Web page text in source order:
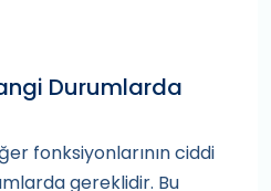
Durumlarda
fonksiyonlarının ciddi
gereklidir. Bu